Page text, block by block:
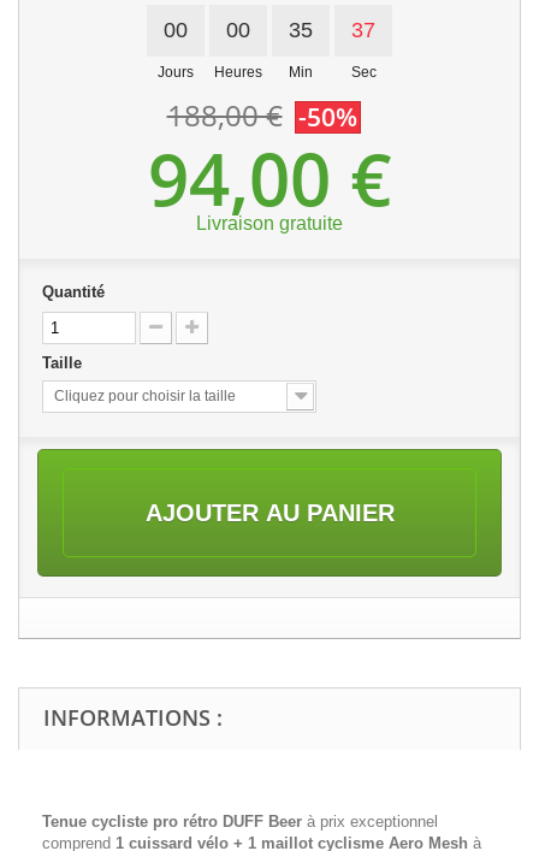
00
Jours
00
Heures
35
Min
36
Sec
188,00 € -50%
94,00 €
Livraison gratuite
Quantité
Taille
Cliquez pour choisir la taille
AJOUTER AU PANIER
INFORMATIONS :
Tenue cycliste pro rétro DUFF Beer à prix exceptionnel
comprend 1 cuissard vélo + 1 maillot cyclisme Aero Mesh à